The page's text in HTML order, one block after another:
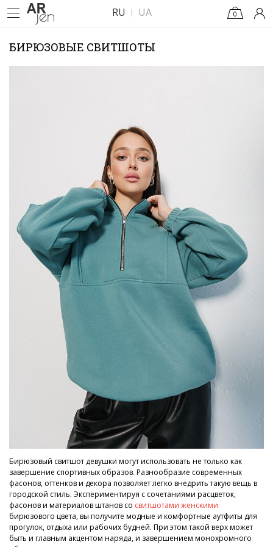
RU UA 0
БИРЮЗОВЫЕ СВИТШОТЫ
Бирюзовый свитшот девушки могут использовать не только как
завершение спортивных образов. Разнообразие современных
фасонов, оттенков и декора позволяет легко внедрить такую вещь в
городской стиль. Экспериментируя с сочетаниями расцветок,
фасонов и материалов штанов со свитшотами женскими
бирюзового цвета, вы получите модные и комфортные аутфиты для
прогулок, отдыха или рабочих будней. При этом такой верх может
быть и главным акцентом наряда, и завершением монохромного